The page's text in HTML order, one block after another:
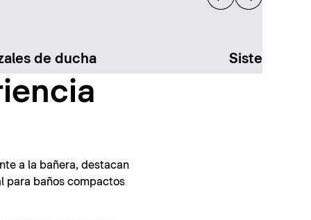
de ducha Sistemas
a la bañera, destacan
para baños compactos